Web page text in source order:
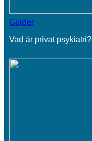
Guider
Vad är privat psykiatri?